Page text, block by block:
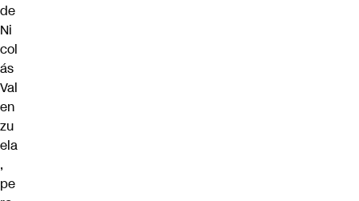
de
Ni
col
ás
Val
en
zu
ela
,
pe